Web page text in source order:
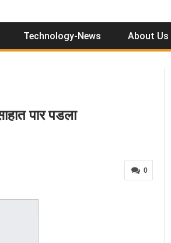
Technology-News About Us
पार पडला
0